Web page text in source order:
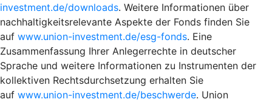
investment.de/downloads. Weitere Informationen über
nachhaltigkeitsrelevante Aspekte der Fonds finden Sie
auf www.union-investment.de/esg-fonds. Eine
Zusammenfassung Ihrer Anlegerrechte in deutscher
Sprache und weitere Informationen zu Instrumenten der
kollektiven Rechtsdurchsetzung erhalten Sie
auf www.union-investment.de/beschwerde. Union